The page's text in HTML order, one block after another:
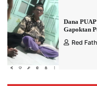
Dana
Gapoktan
Red